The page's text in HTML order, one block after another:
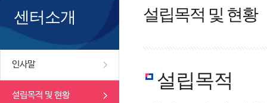
센터소개
인사말
설립목적 및 현황
설립목적 및 현황
설립목적